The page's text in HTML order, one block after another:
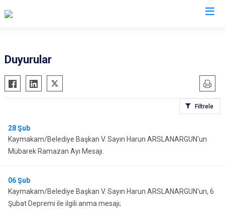
Bahçesaray
Başkale
Çatak
Edremit
Erciş
İpekyolu
Duyurular
Filtrele
28Şub
Kaymakam/Belediye Başkan V. Sayın Harun ARSLANARGUN'un
Mübarek Ramazan Ayı Mesajı.
06Şub
Kaymakam/Belediye Başkan V. Sayın Harun ARSLANARGUN'un, 6
Şubat Depremi ile ilgili anma mesajı;